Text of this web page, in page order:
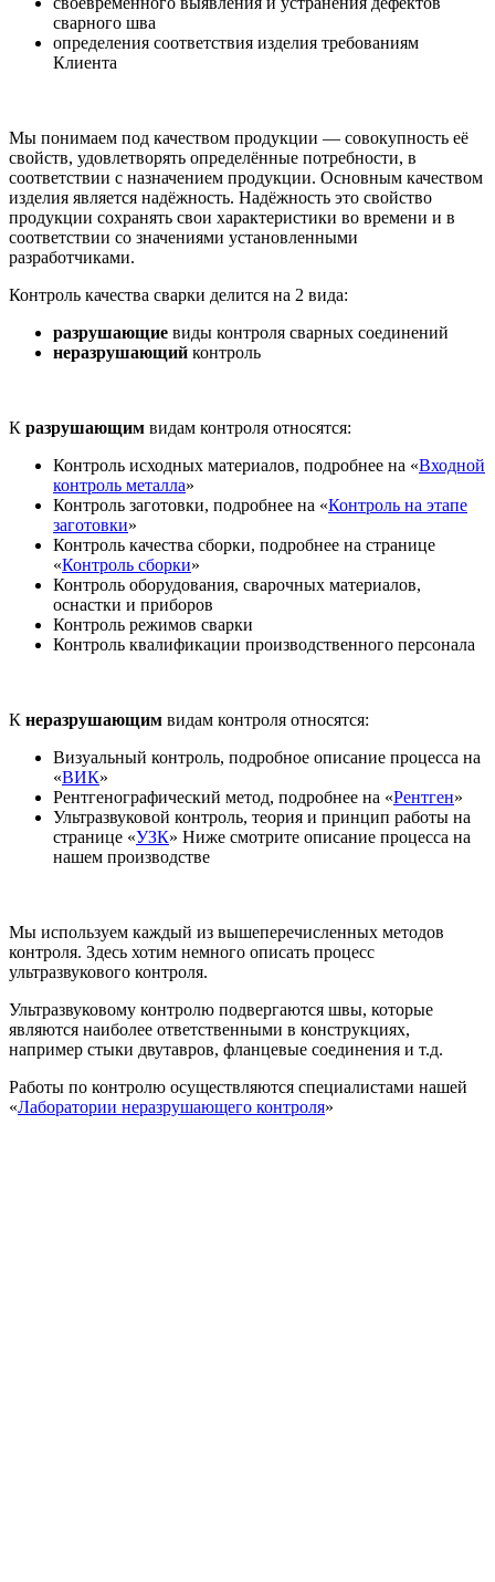
сварного шва
определения соответствия изделия требованиям
Клиента
Мы понимаем под качеством продукции — совокупность её
свойств, удовлетворять определённые потребности, в
соответствии с назначением продукции. Основным качеством
изделия является надёжность. Надёжность это свойство
продукции сохранять свои характеристики во времени и в
соответствии со значениями установленными
разработчиками.
Контроль качества сварки делится на 2 вида:
разрушающие виды контроля сварных соединений
неразрушающий контроль
К разрушающим видам контроля относятся:
Контроль исходных материалов, подробнее на «Входной
контроль металла»
Контроль заготовки, подробнее на «Контроль на этапе
заготовки»
Контроль качества сборки, подробнее на странице
«Контроль сборки»
Контроль оборудования, сварочных материалов,
оснастки и приборов
Контроль режимов сварки
Контроль квалификации производственного персонала
К неразрушающим видам контроля относятся:
Визуальный контроль, подробное описание процесса на
«ВИК»
Рентгенографический метод, подробнее на «Рентген»
Ультразвуковой контроль, теория и принцип работы на
странице «УЗК» Ниже смотрите описание процесса на
нашем производстве
Мы используем каждый из вышеперечисленных методов
контроля. Здесь хотим немного описать процесс
ультразвукового контроля.
Ультразвуковому контролю подвергаются швы, которые
являются наиболее ответственными в конструкциях,
например стыки двутавров, фланцевые соединения и т.д.
Работы по контролю осуществляются специалистами нашей
«Лаборатории неразрушающего контроля»